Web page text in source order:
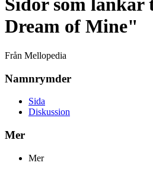
Sidor som
Dream of Mine"
Från Mellopedia
Namnrymder
Sida
Diskussion
Mer
Mer